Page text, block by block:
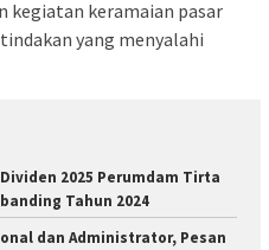
kegiatan keramaian pasar
yang menyalahi
2025 Perumdam Tirta
Tahun 2024
dan Administrator, Pesan